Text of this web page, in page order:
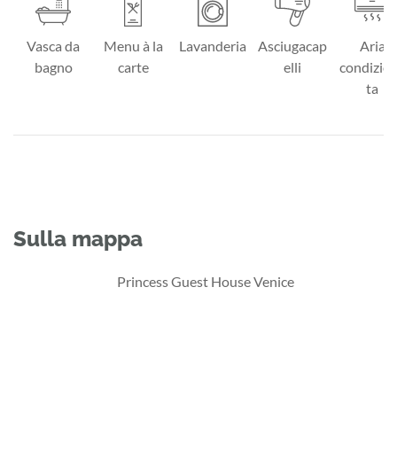
Vasca da
bagno
Menu à la
carte
Lavanderia
Asciugacap
elli
Aria
ta
Sulla mappa